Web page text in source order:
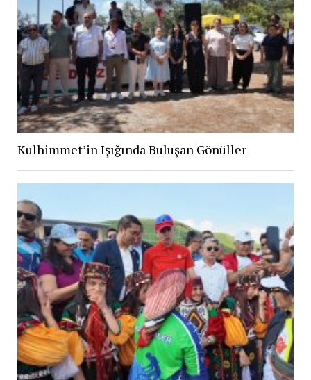
Kulhimmet’in Işığında Buluşan Gönüller